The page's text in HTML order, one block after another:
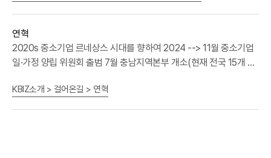
연혁
2020s 중소기업 르네상스 시대를 향하여 2024 --> 11월 중소기업 일·가정 양립 위원회 출범 7월 충남지역본부 개소(현재 전국 15개 지역본부) 3월 납품대금 연동 확산 지원본부 지정 2023 --> 12월 노란우산 가입자 170만, 부금 25조 돌파기업승계 세법개정안 국회 통과 10월 납품단가 연동제 시행 7월 경북지역본부 개소 1월 경제계 신년인사회 개최 2020 9월 협동조합의 중소기업 지위 인정 법안 통과 1월 인터넷 전문은행 '토스뱅크' 출자 --> 2010s 경제민주화로 중소기업 도약 견인 --> 2016 1월 베트남사무소 개소 2012 7월 중소기업 DMC타워 준공 5월 중소기업보증공제 출범 4월 중소기업사랑나눔재단 출범 1월 중소기업전용 TV홈쇼핑 채널 '홈앤쇼핑' 개국 2011 10월 중소기업 적합업종 지정제도 시행 2010 12월 여의도 중소기업회관 신관 준공 2000s 저성장 시대, 중소기업 신성장동력 확보 2009 5월 중소기업제품 구매촉진 및 판로지원에 관한 법률 제정 2008 4월 가업승계지원센터 설치 2007 9월 소기업소상공인공제제도(노란우산) 출범 7월 제1회 중소기업 리더스포럼 개최 2006 4월 "중소기업중앙회”로 명칭 변경 3월 대ㆍ중소기업 상생협력법 제정 2003 --> 1990s 도전과 성장, 그리고 위기극복 1999 8월 중소기업 제조물책임(PL) 공제 출범 1997 4월 용인 중소기업인력개발원 개원
KBIZ소개 > 걸어온길 > 연혁